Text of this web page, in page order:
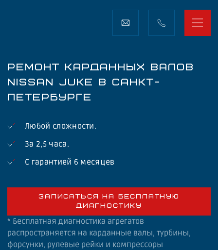
РЕМОНТ КАРДАННЫХ ВАЛОВ
NISSAN JUKE В САНКТ-
ПЕТЕРБУРГЕ
Любой сложности.
За 2,5 часа.
С гарантией 6 месяцев
ЗАПИСАТЬСЯ НА БЕСПЛАТНУЮ
ДИАГНОСТИКУ
* Бесплатная диагностика агрегатов
распространяется на карданные валы, турбины,
форсунки, рулевые рейки и компрессоры